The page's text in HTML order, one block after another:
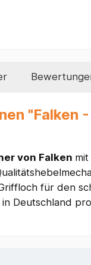
"Falken
von Falken
für den
Deutschland